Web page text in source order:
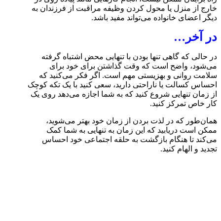
خارج از منزل یا محول کردن وظیفه مراقبت از فرزندان به
دیگر اعضای خانواده می‌تواند مفید باشد.
در آخر…
در حالی که گاهی تنها بودن با تنهایی محض اشتباه گرفته
می‌شود، واضح است که وقت گذاشتن برای خود برای
سلامت روانی و بهزیستی مهم است. اگر فکر می‌کنید که
احساس کسالت یا ناراحتی دارید، سعی کنید با یک تکه کوچک
از زمان تنهایی شروع کنید که به شما اجازه می‌دهد روی یک
کار خاص تمرکز کنید.
همان‌طور که در لذت بردن از زمان خود بهتر می‌شوید،
ممکن است دریابید که این زمان به تنهایی به شما کمک
می‌کند تا هنگام بازگشت به حلقه اجتماعی خود احساس
تجدید و الهام کنید.